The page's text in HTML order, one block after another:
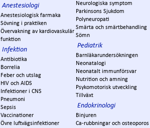
Anestesiologi
Anestesiologisk farmaka
Sövning i praktiken
Övervakning av kardiovaskulär
funktion
Infektion
Antibiotika
Borrelia
Feber och utslag
HIV och AIDS
Infektioner i CNS
Pneumoni
Sepsis
Vaccinationer
Övre luftvägsinfektioner
Neurologiska symptom
Parkinsons Sjukdom
Polyneuropati
Smärta och smärtbehandling
Sömn
Pediatrik
Barnläkarundersökningen
Neonatalogi
Neonatalt immunförsvar
Nutrition och amning
Psykomotorisk utveckling
Tillväxt
Endokrinologi
Binjuren
Ca-rubbningar och osteoporos